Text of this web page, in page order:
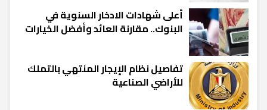
أعلى شهادات الادخار السنوية في
البنوك.. مقارنة العائد وأفضل الخيارات
تفاصيل نظام الإيجار المنتهي بالتملك
للأراضي الصناعية